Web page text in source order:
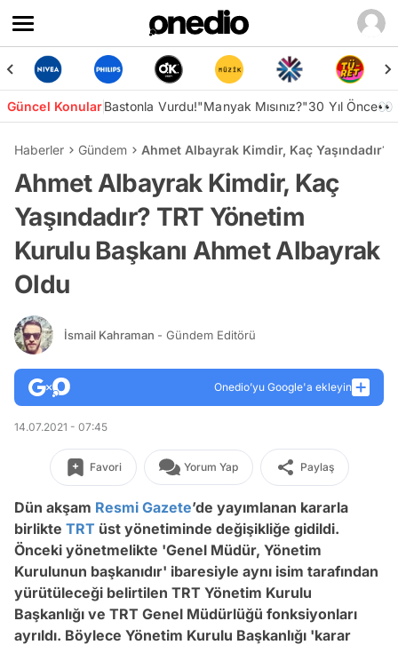
Güncel KonularBastonla Vurdu!"Manyak Mısınız?"30 Yıl Önce👀
Haberler Gündem Ahmet Albayrak Kimdir, Kaç
Ahmet Albayrak Kimdir, Kaç
Yaşındadır? TRT Yönetim
Kurulu Başkanı Ahmet Albayrak
Oldu
İsmail Kahraman - Gündem Editörü
Onedio’yu Google'a ekleyin
14.07.2021 - 07:45
Favori Yorum Yap Paylaş
Dün akşam Resmi Gazete’de yayımlanan kararla
birlikte TRT üst yönetiminde değişikliğe gidildi.
Önceki yönetmelikte 'Genel Müdür, Yönetim
Kurulunun başkanıdır' ibaresiyle aynı isim tarafından
yürütüleceği belirtilen TRT Yönetim Kurulu
Başkanlığı ve TRT Genel Müdürlüğü fonksiyonları
ayrıldı. Böylece Yönetim Kurulu Başkanlığı 'karar